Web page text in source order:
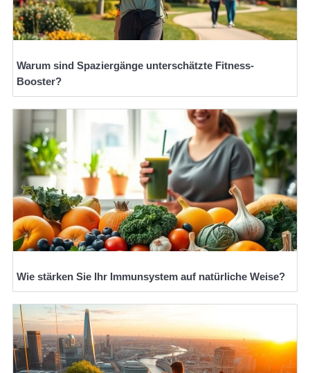
Warum sind Spaziergänge unterschätzte Fitness-
Booster?
Wie stärken Sie Ihr Immunsystem auf natürliche Weise?